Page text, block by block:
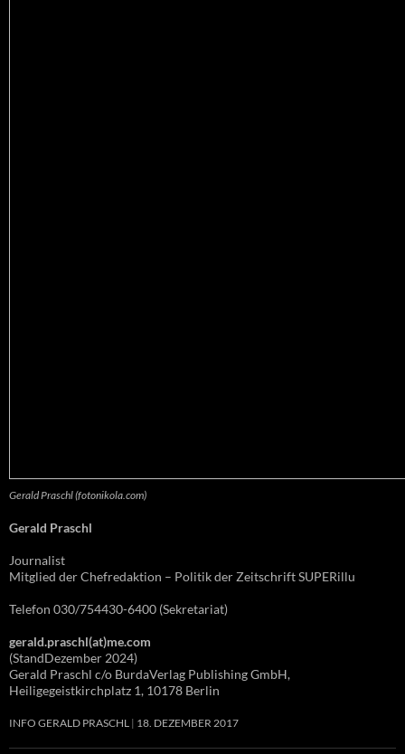
Gerald Praschl (fotonikola.com)
Gerald Praschl
Journalist
Mitglied der Chefredaktion – Politik der Zeitschrift SUPERillu
Telefon 030/754430-6400 (Sekretariat)
gerald.praschl(at)me.com
(StandDezember 2024)
Gerald Praschl c/o BurdaVerlag Publishing GmbH,
Heiligegeistkirchplatz 1, 10178 Berlin
INFO GERALD PRASCHL 18. DEZEMBER 2017